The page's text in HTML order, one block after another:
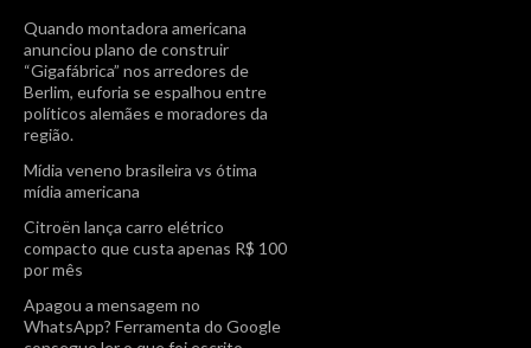
Quando montadora americana
anunciou plano de construir
“Gigafábrica” nos arredores de
Berlim, euforia se espalhou entre
políticos alemães e moradores da
região.
Mídia veneno brasileira vs ótima
mídia americana
Citroën lança carro elétrico
compacto que custa apenas R$ 100
por mês
Apagou a mensagem no
WhatsApp? Ferramenta do Google